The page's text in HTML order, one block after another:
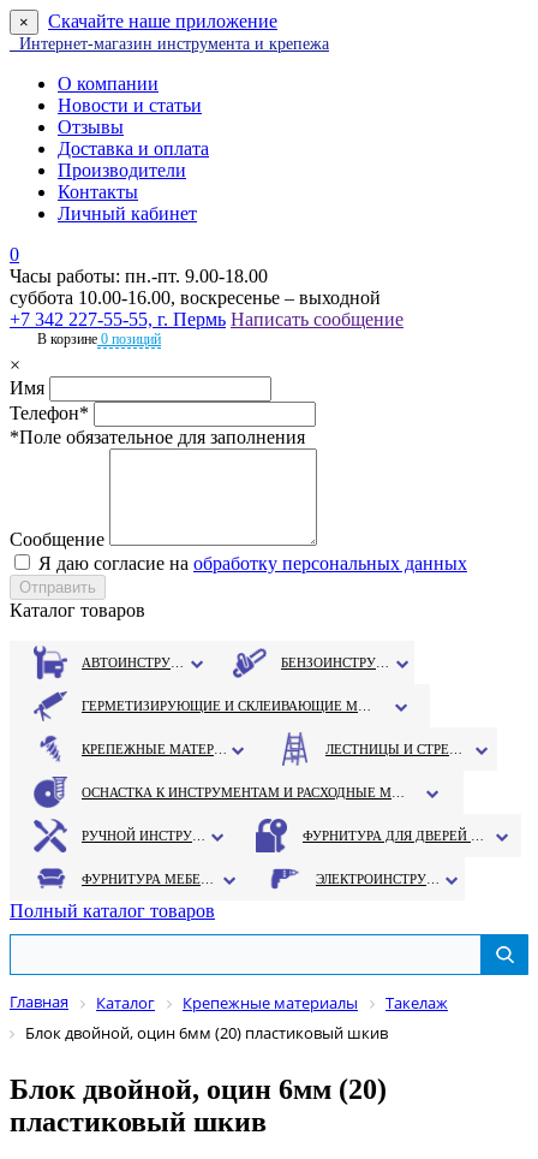
× Скачайте наше приложение
Интернет-магазин инструмента и крепежа
О компании
Новости и статьи
Отзывы
Доставка и оплата
Производители
Контакты
Личный кабинет
0
Часы работы: пн.-пт. 9.00-18.00
суббота 10.00-16.00, воскресенье – выходной
+7 342 227-55-55, г. Пермь Написать сообщение
В корзине 0 позиций
×
Имя
Телефон*
*Поле обязательное для заполнения
Сообщение
Я даю согласие на обработку персональных данных
Каталог товаров
Полный каталог товаров
Главная Каталог Крепежные материалы
Такелаж
Блок двойной, оцин 6мм (20) пластиковый шкив
Блок двойной, оцин 6мм (20)
пластиковый шкив